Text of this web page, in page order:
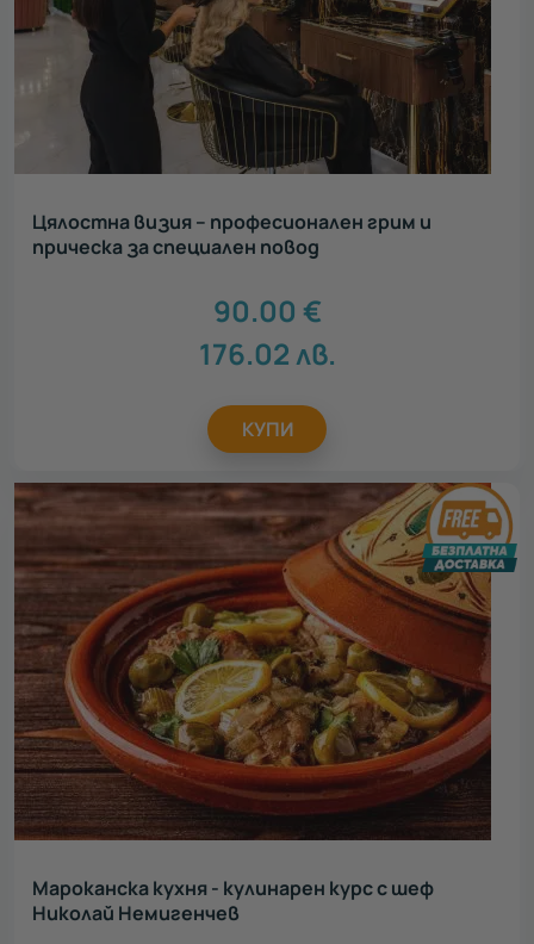
Цялостна визия – професионален грим и
прическа за специален повод
90.00 €
176.02лв.
КУПИ
Мароканска кухня - кулинарен курс с шеф
Николай Немигенчев